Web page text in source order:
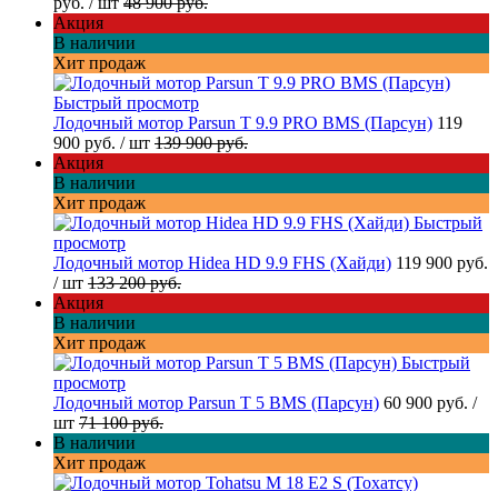
Акция
В наличии
Хит продаж
Быстрый просмотр
Лодочный мотор Parsun T 9.9 PRO BMS (Парсун) 119
900 руб. / шт 139 900 руб.
Акция
В наличии
Хит продаж
Быстрый
просмотр
Лодочный мотор Hidea HD 9.9 FHS (Хайди) 119 900 руб.
/ шт 133 200 руб.
Акция
В наличии
Хит продаж
Быстрый
просмотр
Лодочный мотор Parsun T 5 BMS (Парсун) 60 900 руб. /
шт 71 100 руб.
В наличии
Хит продаж